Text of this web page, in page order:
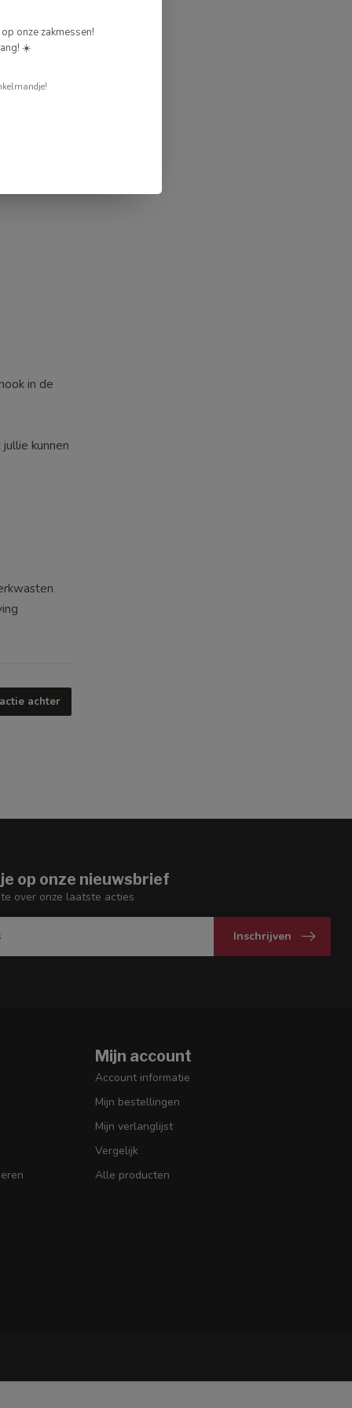
in de
kunnen
achter
op onze nieuwsbrief
over onze laatste acties
Inschrijven
Mijn account
Account informatie
Mijn bestellingen
Mijn verlanglijst
Vergelijk
Alle producten
onze zakmessen!
☀️